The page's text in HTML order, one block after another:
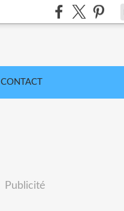
CONTACT
Publicité